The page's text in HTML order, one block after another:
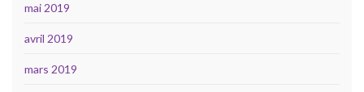
mai 2019
avril 2019
mars 2019